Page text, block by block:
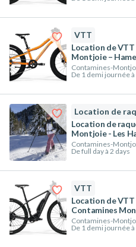
VTT
Location de
Montjoie –
De 1 demi journée
Location de
Location de
Montjoie - Les
De full day à 2 days
VTT
Location de
Contamines
De 1 demi journée